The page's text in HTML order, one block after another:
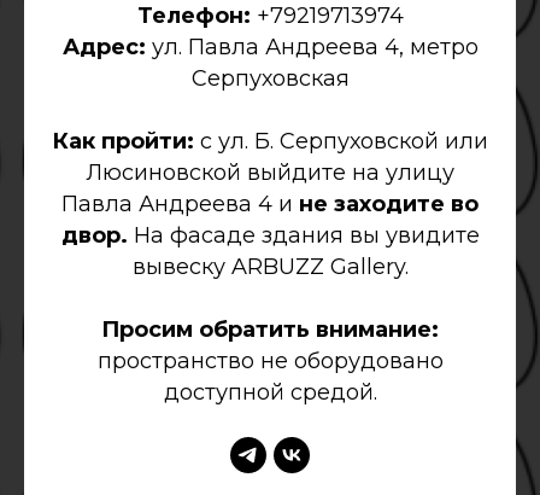
Телефон: +79219713974
Адрес: ул. Павла Андреева 4, метро
Серпуховская
Как пройти: с ул. Б. Серпуховской или
Люсиновской выйдите на улицу
Павла Андреева 4 и не заходите во
двор. На фасаде здания вы увидите
вывеску ARBUZZ Gallery.
Просим обратить внимание:
пространство не оборудовано
доступной средой.